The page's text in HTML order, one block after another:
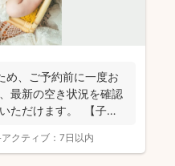
め、ご予約前に一度お
最新の空き状況を確認
ただけます。 【子ど
クティブ： 7日以内